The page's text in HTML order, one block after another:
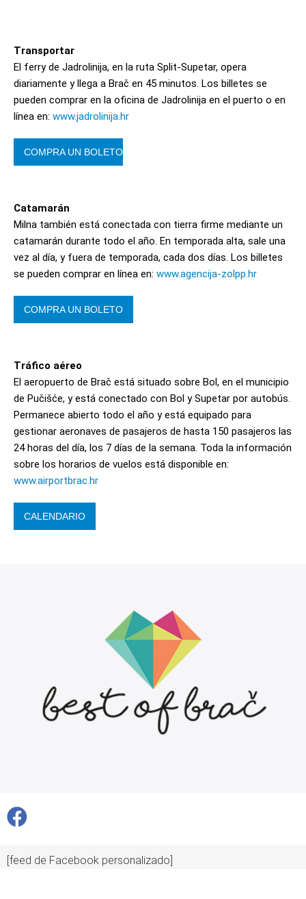
Transportar
El ferry de Jadrolinija, en la ruta Split-Supetar, opera
diariamente y llega a Brač en 45 minutos. Los billetes se
pueden comprar en la oficina de Jadrolinija en el puerto o en
línea en: www.jadrolinija.hr
COMPRA UN BOLETO
Catamarán
Milna también está conectada con tierra firme mediante un
catamarán durante todo el año. En temporada alta, sale una
vez al día, y fuera de temporada, cada dos días. Los billetes
se pueden comprar en línea en: www.agencija-zolpp.hr
COMPRA UN BOLETO
Tráfico aéreo
El aeropuerto de Brač está situado sobre Bol, en el municipio
de Pučišće, y está conectado con Bol y Supetar por autobús.
Permanece abierto todo el año y está equipado para
gestionar aeronaves de pasajeros de hasta 150 pasajeros las
24 horas del día, los 7 días de la semana. Toda la información
sobre los horarios de vuelos está disponible en:
www.airportbrac.hr
CALENDARIO
[feed de Facebook personalizado]